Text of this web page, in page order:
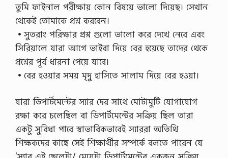
ল
লো
চ
তুমি ফাইনাল পরীক্ষায় কোন বিষয়ে ভালো দিয়েছ। সেখান
থেকেই তোমাকে প্রশ্ন করবেন।
•সুতরাং পরিক্ষার প্রশ্ন গুলো ভালো করে দেখে নেবে এবং
সিরিয়ালে যারা আগে ভাইবা দিয়ে বের হয়েছে তাদের থেকে
প্রশ্নের পূর্ব ধারনা পেয়ে যাবে।
•বের হওয়ার সময় মৃদু হাসিতে সালাম দিয়ে বের হওয়া।
যারা ডিপার্টমেন্টের স্যার দের সাথে মোটামুটি যোগাযোগ
রক্ষা করে চলেছিল বা ডিপার্টমেন্টের সক্রিয় ছিল তারা
একটু সুবিধা পাবে স্বাভাবিকভাবেই স্যাররা অতিথি
শিক্ষকদের কাছে সেই শিক্ষার্থীর সম্পর্কে বলতে পারেন যে